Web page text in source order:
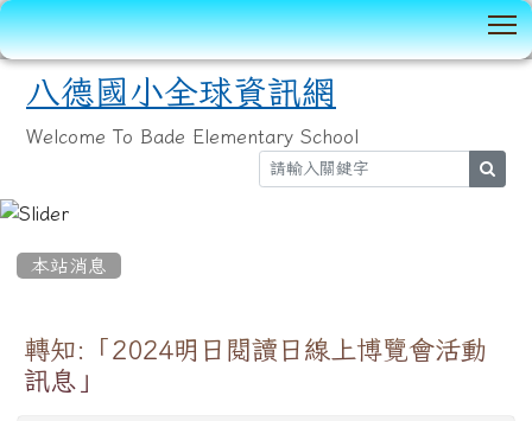
八德國小全球資訊網
Welcome To Bade Elementary School
本站消息
轉知:「2024明日閱讀日線上博覽會活動
訊息」